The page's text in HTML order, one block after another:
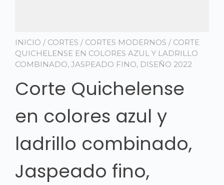
INICIO / CORTES / CORTES MODERNOS / CORTE
QUICHELENSE EN COLORES AZUL Y LADRILLO
COMBINADO, JASPEADO FINO, DISEÑO 2022
Corte Quichelense
en colores azul y
ladrillo combinado,
Jaspeado fino,